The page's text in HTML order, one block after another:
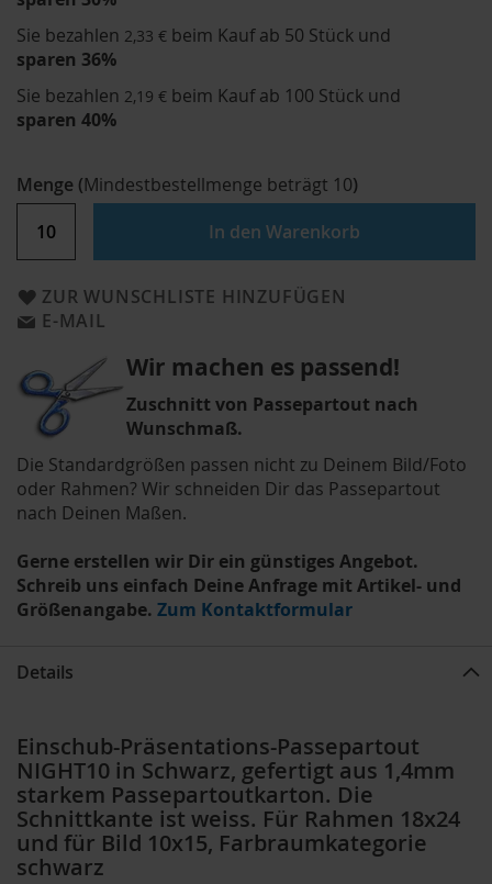
Sie bezahlen 2,33 € beim Kauf ab 50 Stück und
sparen 36%
Sie bezahlen 2,19 € beim Kauf ab 100 Stück und
sparen 40%
Menge (Mindestbestellmenge beträgt 10)
In den Warenkorb
ZUR WUNSCHLISTE HINZUFÜGEN
E-MAIL
Wir machen es passend!
Zuschnitt von Passepartout nach
Wunschmaß.
Die Standardgrößen passen nicht zu Deinem Bild/Foto
oder Rahmen? Wir schneiden Dir das Passepartout
nach Deinen Maßen.
Gerne erstellen wir Dir ein günstiges Angebot.
Schreib uns einfach Deine Anfrage mit Artikel- und
Größenangabe. Zum Kontaktformular
Details
Einschub-Präsentations-Passepartout
NIGHT10 in Schwarz, gefertigt aus 1,4mm
starkem Passepartoutkarton. Die
Schnittkante ist weiss. Für Rahmen 18x24
und für Bild 10x15, Farbraumkategorie
schwarz